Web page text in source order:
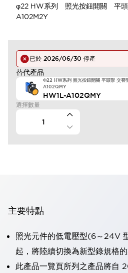
φ22 HW系列 照光按鈕開關 平
A102M2Y
已於 2026/06/30 停產
替代產品
Φ22 HW系列 照光按鈕開關 平頭形 交
A102QMY
HW1L-A102QMY
選擇數量
主要特點
照光元件的低電壓型(6～24V
起，將陸續切換為新型錄規格的
此產品一覽頁所列之產品將自